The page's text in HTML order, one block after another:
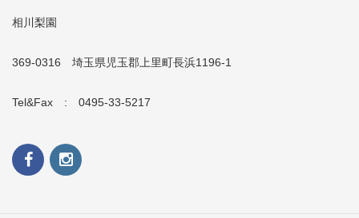
相川梨園
369-0316 埼玉県児玉郡上里町長浜1196-1
Tel&Fax : 0495-33-5217